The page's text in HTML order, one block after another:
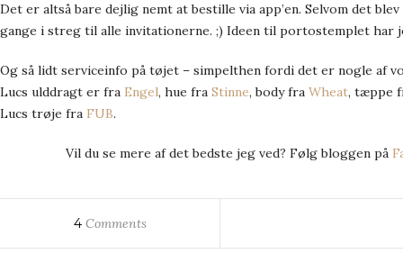
Det er altså bare dejlig nemt at bestille via app’en. Selvom det
gange i streg til alle invitationerne. ;) Ideen til portostemplet har
Og så lidt serviceinfo på tøjet – simpelthen fordi det er nogle af
Lucs ulddragt er fra Engel, hue fra Stinne, body fra Wheat, tæppe
Lucs trøje fra FUB.
Vil du se mere af det bedste jeg ved? Følg bloggen på
4Comments